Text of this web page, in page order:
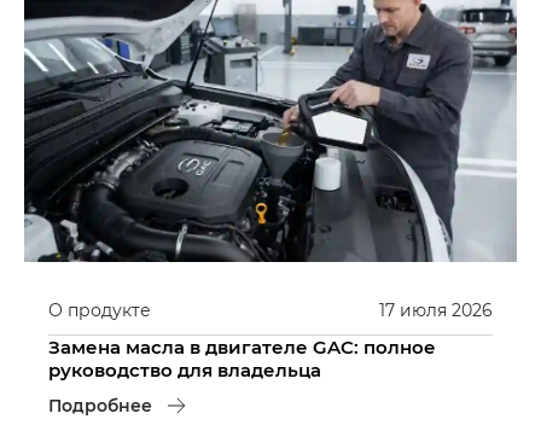
17 июля 2026
О продукте
Замена масла в двигателе GAC: полное
руководство для владельца
Подробнее